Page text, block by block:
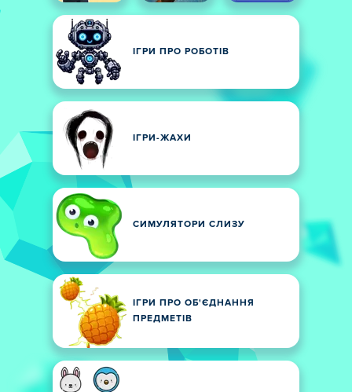
ІГРИ ПРО РОБОТІВ
ІГРИ-ЖАХИ
СИМУЛЯТОРИ СЛИЗУ
ІГРИ ПРО ОБ'ЄДНАННЯ
ПРЕДМЕТІВ